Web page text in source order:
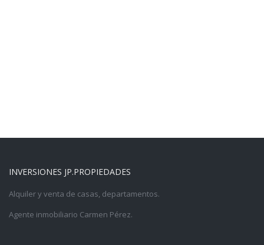
INVERSIONES JP.PROPIEDADES
Alquiler y venta de casas, departamentos.
Agente inmobiliario Carmen Pérez.